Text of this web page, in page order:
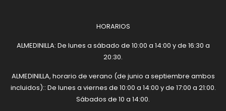
HORARIOS
ALMEDINILLA: De lunes a sábado de 10:00 a 14:00 y de 16:30 a
20:30.
ALMEDINILLA, horario de verano (de junio a septiembre ambos
incluidos):: De lunes a viernes de 10:00 a 14:00 y de 17:00 a 21:00.
Sábados de 10 a 14:00.